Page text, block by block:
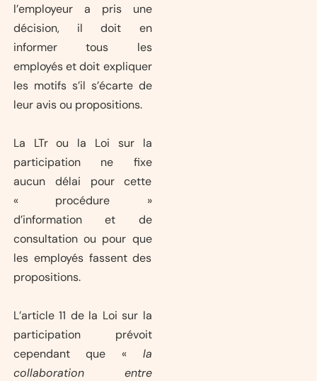
l’employeur a pris une
décision, il doit en
informer tous les
employés et doit expliquer
les motifs s’il s’écarte de
leur avis ou propositions.
La LTr ou la Loi sur la
participation ne fixe
aucun délai pour cette
« procédure »
d’information et de
consultation ou pour que
les employés fassent des
propositions.
L’article 11 de la Loi sur la
participation prévoit
cependant que « la
collaboration entre